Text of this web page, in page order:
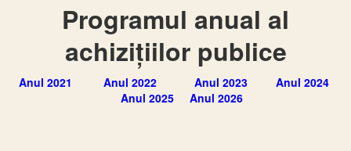
Programul anual al
achizițiilor publice
Anul 2021 Anul 2022 Anul 2023
Anul 2024
Anul 2025
Anul 2026